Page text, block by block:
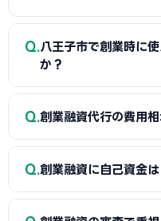
Q 八王子市で創業時に
か？
A
日本政策金融公庫の「
推薦の「マル経融資」な
も、原則無担保・無保証人
Q 創業融資代行の費用
A
一般的に「着手金（無
所もあります。融資額や
Q 創業融資に自己資金
A
制度上の自己資金要件